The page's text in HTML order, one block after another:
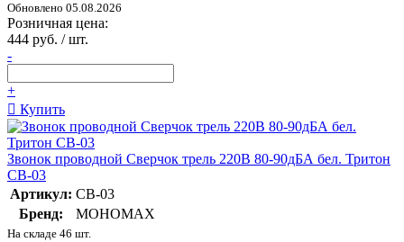
Обновлено 05.08.2026
Розничная цена:
444 руб. / шт.
-
+
Купить
Звонок проводной Сверчок трель 220В 80-90дБА бел. Тритон
СВ-03
Артикул: СВ-03
Бренд:
МОНОМАХ
На складе 46 шт.